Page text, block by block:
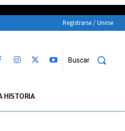
Registrarse / Unirse
Buscar
HISTORIA